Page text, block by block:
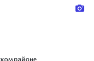
районе